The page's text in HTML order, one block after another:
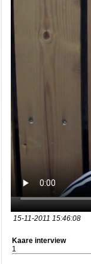
15-11-2011 15:46:08
Kaare interview
1